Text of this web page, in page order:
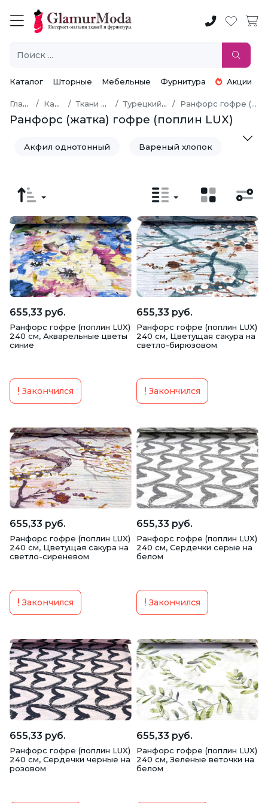
Каталог Шторные Мебельные Фурнитура Акции
Главная Каталог Ткани по типу Турецкий хлопок Ранфорс гофре (поплин LUX)
Ранфорс (жатка) гофре (поплин LUX)
Акфил однотонный Вареный хлопок
Ранфорс гофре (поплин LUX)
Тик наволочный Хлопок Пике
655,33 руб.
Ранфорс гофре (поплин LUX)
240 см, Акварельные цветы
синие
Закончился
655,33 руб.
Ранфорс гофре (поплин LUX)
240 см, Цветущая сакура на
светло-бирюзовом
Закончился
655,33 руб.
Ранфорс гофре (поплин LUX)
240 см, Цветущая сакура на
светло-сиреневом
Закончился
655,33 руб.
Ранфорс гофре (поплин LUX)
240 см, Сердечки серые на
белом
Закончился
655,33 руб.
Ранфорс гофре (поплин LUX)
240 см, Сердечки черные на
розовом
655,33 руб.
Ранфорс гофре (поплин LUX)
240 см, Зеленые веточки на
белом